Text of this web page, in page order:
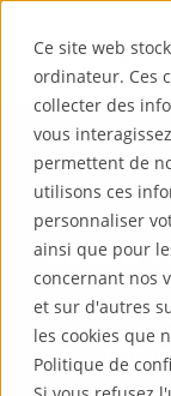
Ce site web
ordinateur. Ces
collecter des
vous
permettent de
utilisons ces
personnaliser
ainsi que pour
concernant nos
et sur d'autres
les cookies que
Politique de
Ebook